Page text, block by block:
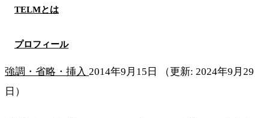
TELMとは
プロフィール
強調・省略・挿入 2014年9月15日
（更新: 2024年9月29
日）